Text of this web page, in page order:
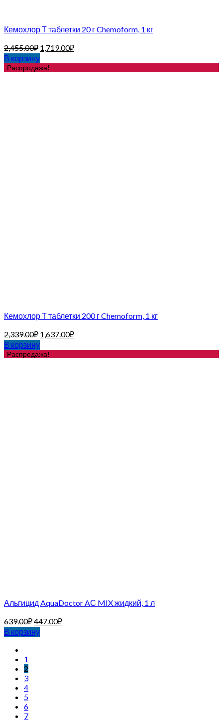
Кемохлор Т таблетки 20 г Chemoform, 1 кг
2,455.00₽ 1,719.00₽
В корзину
Распродажа!
Кемохлор Т таблетки 200 г Chemoform, 1 кг
2,339.00₽ 1,637.00₽
В корзину
Распродажа!
Альгицид AquaDoctor AС MIX жидкий, 1 л
639.00₽447.00₽
В корзину
1
2
3
4
5
6
7